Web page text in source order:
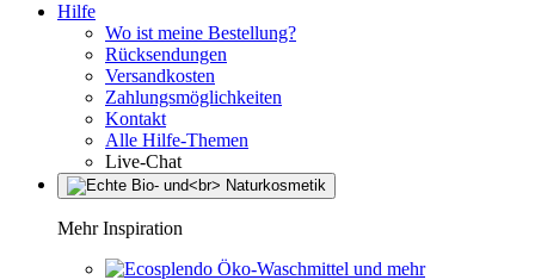
Hilfe
Wo ist meine Bestellung?
Rücksendungen
Versandkosten
Zahlungsmöglichkeiten
Kontakt
Alle Hilfe-Themen
Live-Chat
Mehr Inspiration
Öko-Waschmittel und mehr